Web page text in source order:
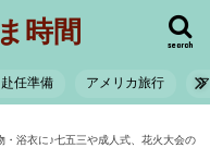
時間 search
任準備 アメリカ旅行
浴衣に♪七五三や成人式、花火大会の